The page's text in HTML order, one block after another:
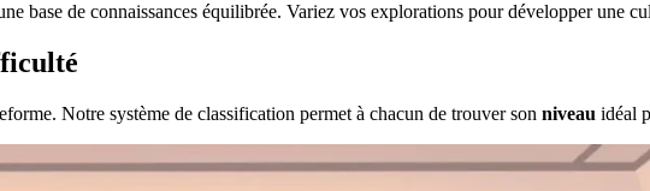
base de connaissances équilibrée. Variez vos explorations pour développer une
Notre système de classification permet à chacun de trouver son niveau idéal